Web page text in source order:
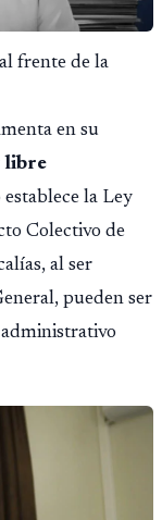
frente de la
en su
libre
establece la Ley
Colectivo de
al ser
pueden ser